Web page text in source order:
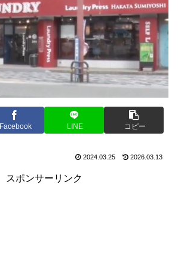
Facebook LINE コピー
2024.03.25 2026.03.13
スポンサーリンク